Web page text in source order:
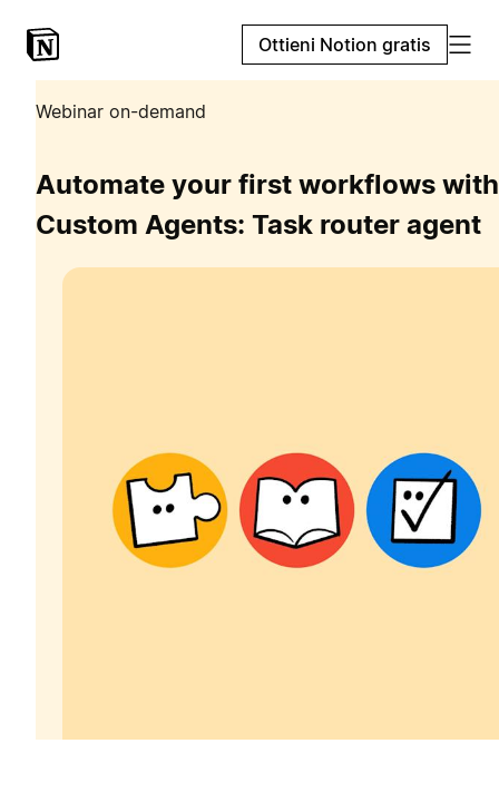
Ottieni Notion gratis
Webinar on-demand
Automate your first workflows with
Custom Agents: Task router agent